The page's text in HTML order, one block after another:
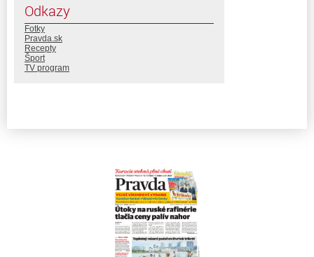
Odkazy
Fotky
Pravda.sk
Recepty
Šport
TV program